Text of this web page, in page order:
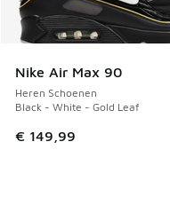
Nike Air Max 90
Heren Schoenen
Black - White - Gold Leaf
€ 149,99